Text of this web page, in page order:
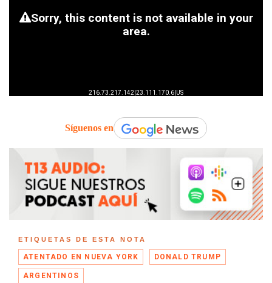
Síguenos en
ETIQUETAS DE ESTA NOTA
ATENTADO EN NUEVA YORK DONALD TRUMP
ARGENTINOS